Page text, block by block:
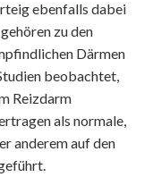
ebenfalls dabei
zu den
Därmen
beobachtet,
Reizdarm
als normale,
anderem auf den